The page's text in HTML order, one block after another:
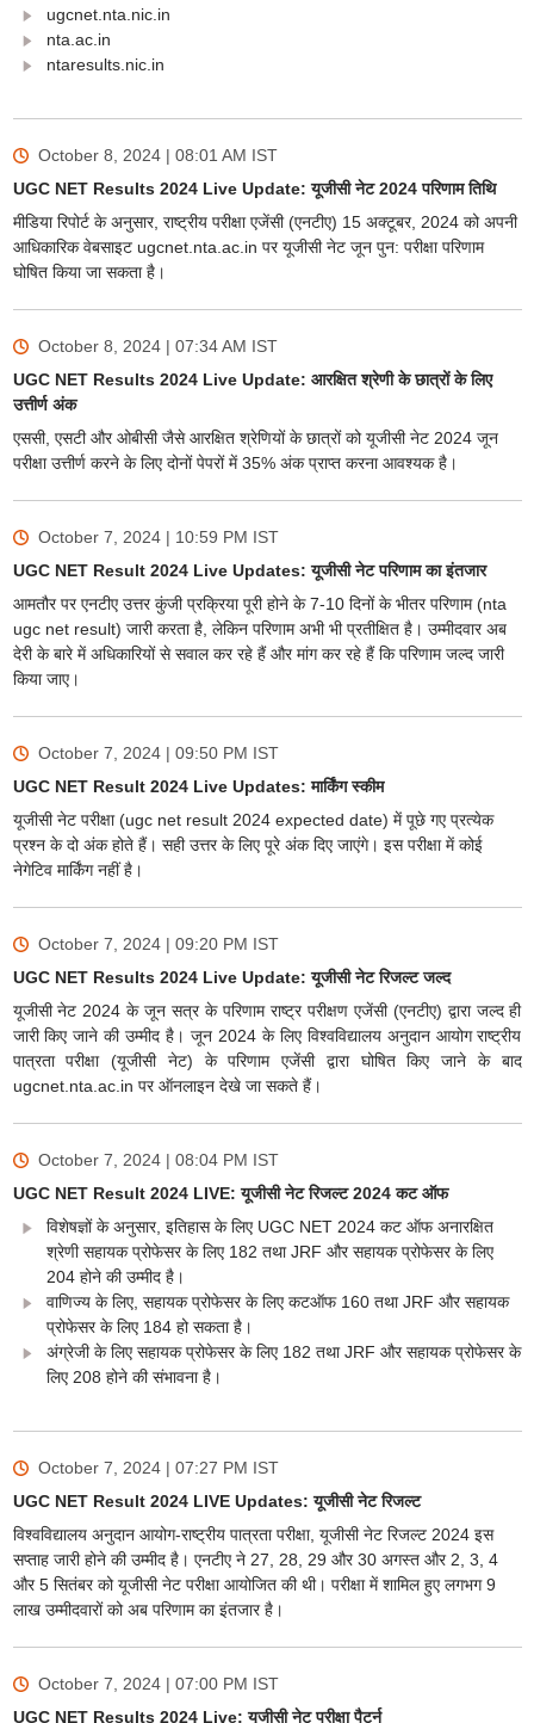
ugcnet.nta.nic.in
nta.ac.in
ntaresults.nic.in
October 8, 2024 | 08:01 AM IST
UGC NET Results 2024 Live Update: यूजीसी नेट 2024 परिणाम तिथि
मीडिया रिपोर्ट के अनुसार, राष्ट्रीय परीक्षा एजेंसी (एनटीए) 15 अक्टूबर, 2024 को अपनी
आधिकारिक वेबसाइट ugcnet.nta.ac.in पर यूजीसी नेट जून पुन: परीक्षा परिणाम
घोषित किया जा सकता है।
October 8, 2024 | 07:34 AM IST
UGC NET Results 2024 Live Update: आरक्षित श्रेणी के छात्रों के लिए
उत्तीर्ण अंक
एससी, एसटी और ओबीसी जैसे आरक्षित श्रेणियों के छात्रों को यूजीसी नेट 2024 जून
परीक्षा उत्तीर्ण करने के लिए दोनों पेपरों में 35% अंक प्राप्त करना आवश्यक है।
October 7, 2024 | 10:59 PM IST
UGC NET Result 2024 Live Updates: यूजीसी नेट परिणाम का इंतजार
आमतौर पर एनटीए उत्तर कुंजी प्रक्रिया पूरी होने के 7-10 दिनों के भीतर परिणाम (nta
ugc net result) जारी करता है, लेकिन परिणाम अभी भी प्रतीक्षित है। उम्मीदवार अब
देरी के बारे में अधिकारियों से सवाल कर रहे हैं और मांग कर रहे हैं कि परिणाम जल्द जारी
किया जाए।
October 7, 2024 | 09:50 PM IST
UGC NET Result 2024 Live Updates: मार्किंग स्कीम
यूजीसी नेट परीक्षा (ugc net result 2024 expected date) में पूछे गए प्रत्येक
प्रश्न के दो अंक होते हैं। सही उत्तर के लिए पूरे अंक दिए जाएंगे। इस परीक्षा में कोई
नेगेटिव मार्किंग नहीं है।
October 7, 2024 | 09:20 PM IST
UGC NET Results 2024 Live Update: यूजीसी नेट रिजल्ट जल्द
यूजीसी नेट 2024 के जून सत्र के परिणाम राष्ट्र परीक्षण एजेंसी (एनटीए) द्वारा जल्द ही
जारी किए जाने की उम्मीद है। जून 2024 के लिए विश्वविद्यालय अनुदान आयोग राष्ट्रीय
पात्रता परीक्षा (यूजीसी नेट) के परिणाम एजेंसी द्वारा घोषित किए जाने के बाद
ugcnet.nta.ac.in पर ऑनलाइन देखे जा सकते हैं।
October 7, 2024 | 08:04 PM IST
UGC NET Result 2024 LIVE: यूजीसी नेट रिजल्ट 2024 कट ऑफ
विशेषज्ञों के अनुसार, इतिहास के लिए UGC NET 2024 कट ऑफ अनारक्षित
श्रेणी सहायक प्रोफेसर के लिए 182 तथा JRF और सहायक प्रोफेसर के लिए
204 होने की उम्मीद है।
वाणिज्य के लिए, सहायक प्रोफेसर के लिए कटऑफ 160 तथा JRF और सहायक
प्रोफेसर के लिए 184 हो सकता है।
अंग्रेजी के लिए सहायक प्रोफेसर के लिए 182 तथा JRF और सहायक प्रोफेसर के
लिए 208 होने की संभावना है।
October 7, 2024 | 07:27 PM IST
UGC NET Result 2024 LIVE Updates: यूजीसी नेट रिजल्ट
विश्वविद्यालय अनुदान आयोग-राष्ट्रीय पात्रता परीक्षा, यूजीसी नेट रिजल्ट 2024 इस
सप्ताह जारी होने की उम्मीद है। एनटीए ने 27, 28, 29 और 30 अगस्त और 2, 3, 4
और 5 सितंबर को यूजीसी नेट परीक्षा आयोजित की थी। परीक्षा में शामिल हुए लगभग 9
लाख उम्मीदवारों को अब परिणाम का इंतजार है।
October 7, 2024 | 07:00 PM IST
UGC NET Results 2024 Live: यूजीसी नेट परीक्षा पैटर्न